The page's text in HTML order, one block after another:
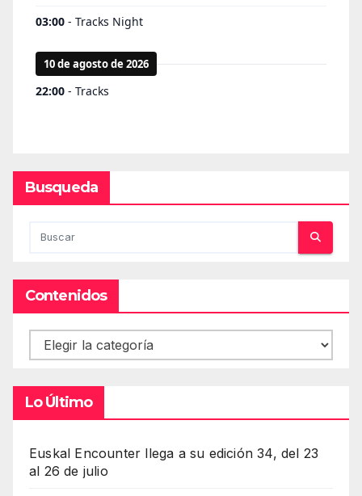
Busqueda
Contenidos
Contenidos
Lo Último
Euskal Encounter llega a su edición 34, del 23
al 26 de julio